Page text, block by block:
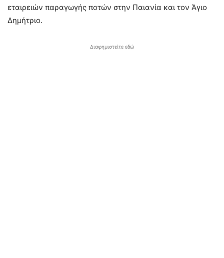
εταιρειών παραγωγής ποτών στην Παιανία και τον Άγιο
Δημήτριο.
Διαφημιστείτε εδώ